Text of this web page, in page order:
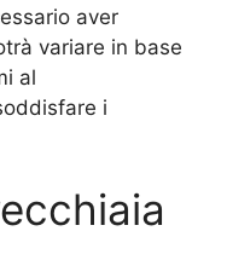
aver
variare in base
al
i